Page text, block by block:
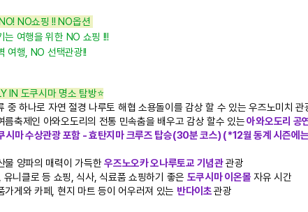
NO쇼핑 !! NO옵션
는 여행을 위한 NO 쇼핑 !!!
여행, NO 선택관광!!
IN 도쿠시마 명소 탐방⭐
중 하나로 자연 절경 나루토 해협 소용돌이를 감상 할 수 있는 우즈노미치 관
름축제인 아와오도리의 전통 민속춤을 배우고 감상 할수 있는아와오도리 공
시마 수상관광 포함 - 효탄지마 크루즈 탑승(30분 코스) (*12월 동계 시즌에
물 양파의 매력이 가득한우즈노오카 오나루토교 기념관 관광
니클로 등 쇼핑, 식사, 식료품 쇼핑하기 좋은 도쿠시마 이온몰 자유 시간
가게와 카페, 현지 마트 등이 어우러져 있는 반다이초관광